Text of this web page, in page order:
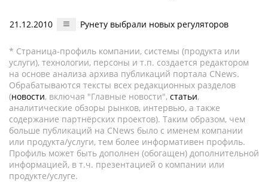
21.12.2010 Рунету выбрали новых регуляторов
* Страница-профиль компании, системы (продукта или
услуги), технологии, персоны и т.п. создается редактором
на основе анализа архива публикаций портала CNews.
Обрабатываются тексты всех редакционных разделов
(новости, включая "Главные новости", статьи,
аналитические обзоры рынков, интервью, а также
содержание партнёрских проектов). Таким образом, чем
больше публикаций на CNews было с именем компании
или продукта/услуги, тем более информативен профиль.
Профиль может быть дополнен (обогащен) дополнительной
информацией, в т.ч. презентацией о компании или
продукте/услуге.